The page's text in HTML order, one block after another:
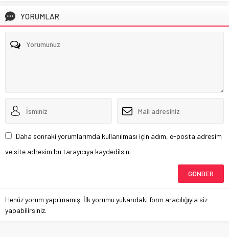
YORUMLAR
Daha sonraki yorumlarımda kullanılması için adım, e-posta adresim
ve site adresim bu tarayıcıya kaydedilsin.
Henüz yorum yapılmamış. İlk yorumu yukarıdaki form aracılığıyla siz
yapabilirsiniz.